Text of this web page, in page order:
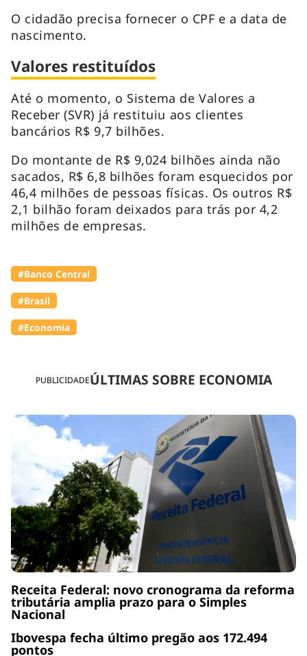
PUBLICIDADEÚLTIMAS SOBRE ECONOMIA
Receita Federal: novo cronograma da reforma
tributária amplia prazo para o Simples
Nacional
Ibovespa fecha último pregão aos 172.494
pontos
O cidadão precisa fornecer o CPF e a data de
nascimento.
Valores restituídos
Até o momento, o Sistema de Valores a
Receber (SVR) já restituiu aos clientes
bancários R$ 9,7 bilhões.
Do montante de R$ 9,024 bilhões ainda não
sacados, R$ 6,8 bilhões foram esquecidos por
46,4 milhões de pessoas físicas. Os outros R$
2,1 bilhão foram deixados para trás por 4,2
milhões de empresas.
#Banco Central
#Brasil
#Economia